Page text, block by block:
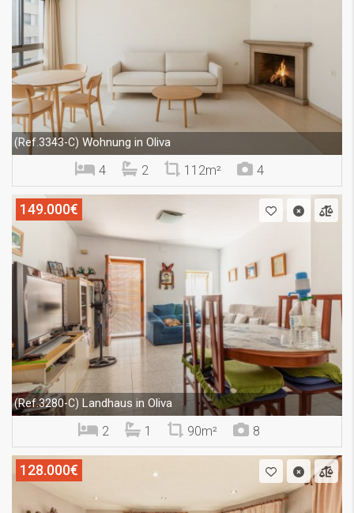
(Ref.3343-C) Wohnung in Oliva
4 2 112m² 4
149.000€
(Ref.3280-C) Landhaus in Oliva
2 1 90m² 8
128.000€